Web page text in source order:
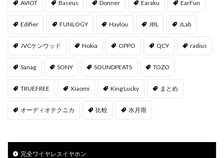
AVIOT Baseus Donner Earaku EarFun
Edifier FUNLOGY Haylou JBL JLab
JVCケンウッド Nokia OPPO QCY radius
Sanag SONY SOUNDPEATS TOZO
TRUEFREE Xiaomi ‎King Lucky まとめ
オーディオテクニカ 比較 水月雨
完全ワイヤレスイヤホン